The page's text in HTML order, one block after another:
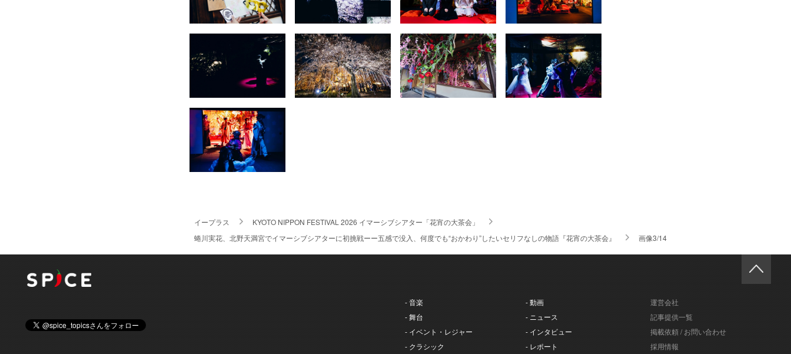
イープラス
KYOTO NIPPON FESTIVAL 2026 イマーシブシアター「花宵の大茶会」
蜷川実花、北野天満宮でイマーシブシアターに初挑戦ーー五感で没入、何度でも“おかわり”したいセリフなしの物語『花宵の大茶会』
画像3/14
- 音楽
- 舞台
- イベント・レジャー
- クラシック
- 動画
- ニュース
- インタビュー
- レポート
運営会社
記事提供一覧
掲載依頼 / お問い合わせ
採用情報